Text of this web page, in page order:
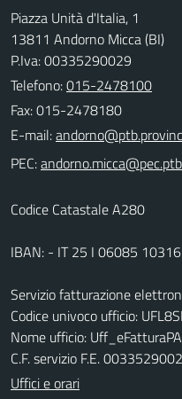
Piazza Unità d'Italia, 1
13811 Andorno Micca (BI)
P.Iva: 00335290029
Telefono:015-2478100
Fax: 015-2478180
E-mail:
PEC:
Codice Catastale A280
IBAN: - IT 25 I 06085
Servizio fatturazione
Codice univoco ufficio:
Nome ufficio: Uff_eFatturaPA
C.F. servizio F.E.
Uffici e orari